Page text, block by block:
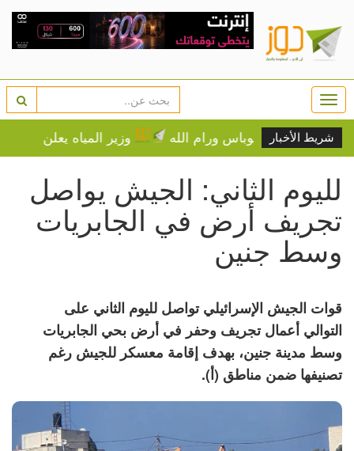
شريط الأخبار وزير المياه يعلن حزمة تدخلات عاجلة
لليوم الثاني: الجيش يواصل
تجريف أرض في الجابريات
وسط جنين
قوات الجيش الإسرائيلي تواصل لليوم الثاني على
التوالي أعمال تجريف وحفر في أرض بحي الجابريات
وسط مدينة جنين، بهدف إقامة معسكر للجيش رغم
تصنيفها ضمن مناطق (أ).